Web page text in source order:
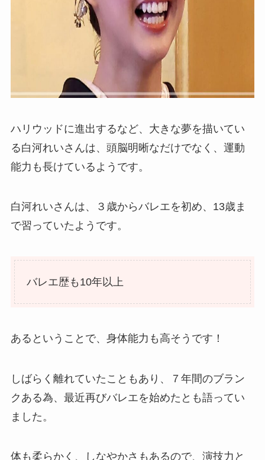
ハリウッドに進出するなど、大きな夢を描いてい
る白河れいさんは、頭脳明晰なだけでなく、運動
能力も長けているようです。
白河れいさんは、３歳からバレエを初め、13歳ま
で習っていたようです。
バレエ歴も10年以上
あるということで、身体能力も高そうです！
しばらく離れていたこともあり、７年間のブラン
クある為、最近再びバレエを始めたとも語ってい
ました。
体も柔らかく、しなやかさもあるので、演技力と